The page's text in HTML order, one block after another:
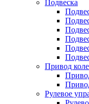
Подвеска
Привод
Рулевое